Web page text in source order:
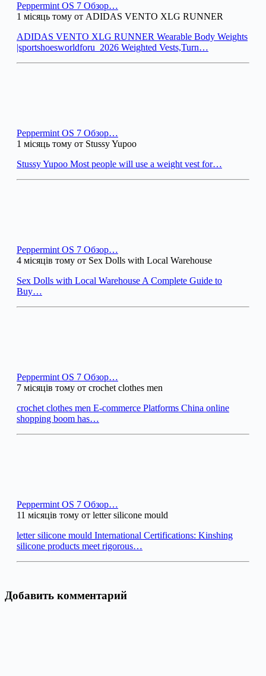
Peppermint OS 7 Обзор…
1 місяць тому от ADIDAS VENTO XLG RUNNER
ADIDAS VENTO XLG RUNNER Wearable Body Weights
|sportshoesworldforu_2026 Weighted Vests,Turn…
Peppermint OS 7 Обзор…
1 місяць тому от Stussy Yupoo
Stussy Yupoo Most people will use a weight vest for…
Peppermint OS 7 Обзор…
4 місяців тому от Sex Dolls with Local Warehouse
Sex Dolls with Local Warehouse A Complete Guide to
Buy…
Peppermint OS 7 Обзор…
7 місяців тому от crochet clothes men
crochet clothes men E-commerce Platforms China online
shopping boom has…
Peppermint OS 7 Обзор…
11 місяців тому от letter silicone mould
letter silicone mould International Certifications: Kinshing
silicone products meet rigorous…
Добавить комментарий